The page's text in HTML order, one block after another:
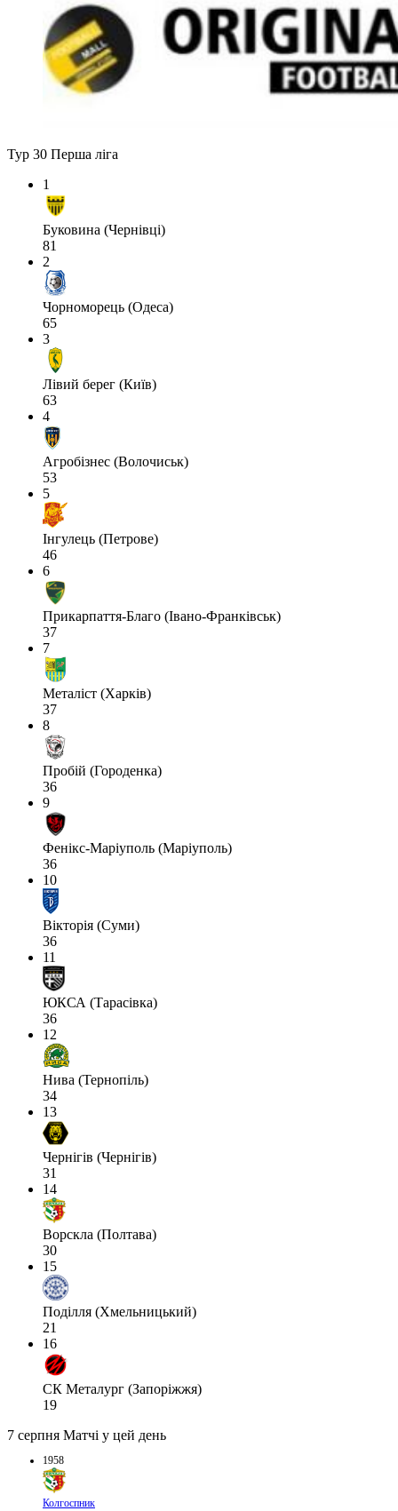
Тур 30 Перша ліга
1
Буковина (Чернівці)
81
2
Чорноморець (Одеса)
65
3
Лівий берег (Київ)
63
4
Агробізнес (Волочиськ)
53
5
Інгулець (Петрове)
46
6
Прикарпаття-Благо (Івано-Франківськ)
37
7
Металіст (Харків)
37
8
Пробій (Городенка)
36
9
Фенікс-Маріуполь (Маріуполь)
36
10
Вікторія (Суми)
36
11
ЮКСА (Тарасівка)
36
12
Нива (Тернопіль)
34
13
Чернігів (Чернігів)
31
14
Ворскла (Полтава)
30
15
Поділля (Хмельницький)
21
16
СК Металург (Запоріжжя)
19
7 серпня Матчі у цей день
1958
Колгоспник